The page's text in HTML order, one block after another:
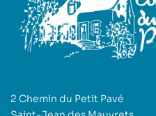
2 Chemin du Petit Pavé